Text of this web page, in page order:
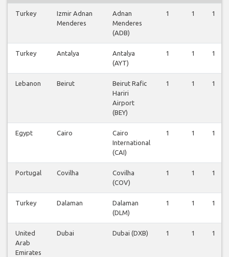
Turkey
Izmir Adnan
Menderes
Adnan
Menderes
(ADB)
1 1 1
Turkey Antalya
Antalya
(AYT)
1 1 1
Lebanon Beirut
Beirut Rafic
Hariri
Airport
(BEY)
1 1 1
Egypt Cairo
Cairo
International
(CAI)
1 1 1
Portugal Covilha
Covilha
(COV)
1 1 1
Turkey Dalaman
Dalaman
(DLM)
1 1 1
United
Arab
Emirates
Dubai Dubai (DXB) 1 1 1